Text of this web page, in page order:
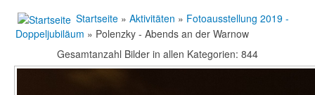
Startseite » Aktivitäten » Fotoausstellung 2019 -
Doppeljubiläum » Polenzky - Abends an der Warnow
Gesamtanzahl Bilder in allen Kategorien: 844